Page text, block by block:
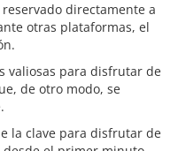
directamente a
otras plataformas, el
valiosas para disfrutar de
de otro modo, se
la clave para disfrutar de